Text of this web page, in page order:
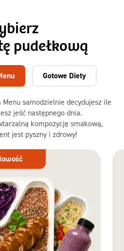
pudełkową
samodzielnie decydujesz ile
jeść następnego dnia.
kompozycję smakową,
jest pyszny i zdrowy!
Gotowe Diety